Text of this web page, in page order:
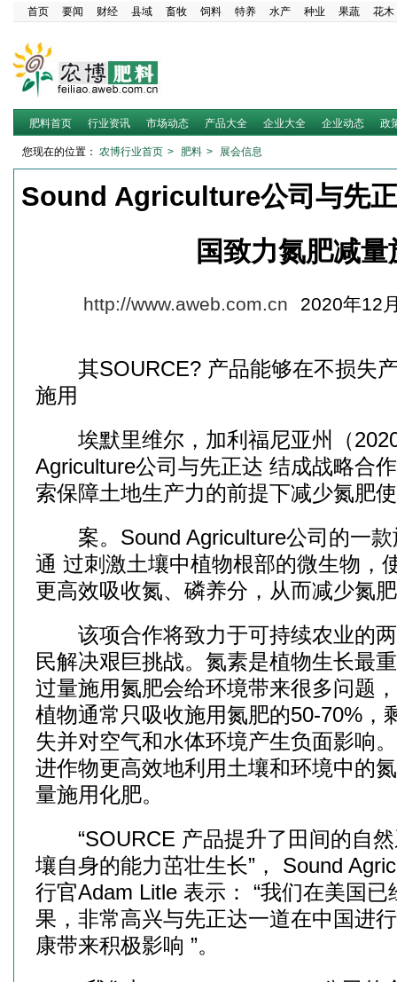
首页 要闻 财经 县域 畜牧 饲料 特养 水产 种业 果蔬 花木
肥料首页 行业资讯 市场动态 产品大全 企业大全 企业动态 政
您现在的位置： 农博行业首页 > 肥料 > 展会信息
Sound Agriculture公司与先
国致力氮肥减量
http://www.aweb.com.cn 2020年12
其SOURCE? 产品能够在不损失产
施用
埃默里维尔，加利福尼亚州（
Agriculture公司与先正达 结成战略合
索保障土地生产力的前提下减少氮肥
案。Sound Agriculture公司的一款
通 过刺激土壤中植物根部的微生物，
更高效吸收氮、磷养分，从而减少氮
该项合作将致力于可持续农业的两
民解决艰巨挑战。氮素是植物生长最
过量施用氮肥会给环境带来很多问题
植物通常只吸收施用氮肥的50-70%，
失并对空气和水体环境产生负面影响
进作物更高效地利用土壤和环境中的
量施用化肥。
“SOURCE 产品提升了田间的自然
壤自身的能力茁壮生长”， Sound
行官Adam Litle 表示： “我们在美国
果，非常高兴与先正达一道在中国进
康带来积极影响 ”。